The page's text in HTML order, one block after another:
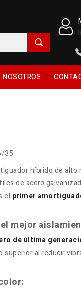
NOSOTROS
35
híbrido de
de acero
el primer
mejor
de última
superior al reducir